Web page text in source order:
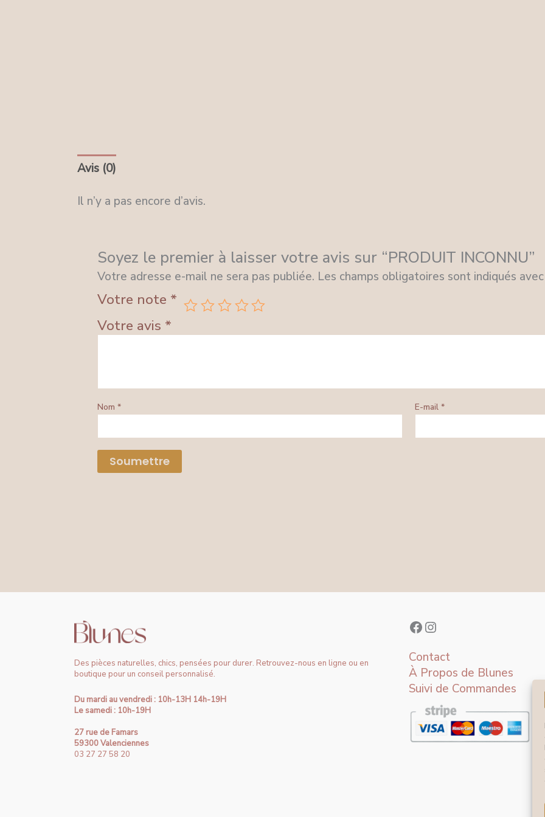
Avis (0)
Il n’y a pas encore d’avis.
Soyez le premier à laisser votre avis sur “PRODUIT INCONNU”
Votre adresse e-mail ne sera pas publiée. Les champs obligatoires sont indiqués
Votre note *
Votre avis *
Nom * E-mail*
Des pièces naturelles, chics, pensées pour durer. Retrouvez-nous en ligne ou en
boutique pour un conseil personnalisé.
Du mardi au vendredi : 10h-13H 14h-19H
Le samedi : 10h-19H
27 rue de Famars
59300 Valenciennes
03 27 27 58 20
Contact
À Propos de Blunes
Suivi de Commandes